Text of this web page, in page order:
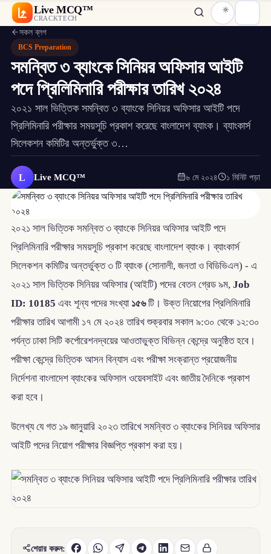
Live MCQ™
CRACKTECH
সকল ব্লগ
BCS Preparation
সমন্বিত ৩ ব্যাংকে সিনিয়র অফিসার আইটি
পদে প্রিলিমিনারি পরীক্ষার তারিখ ২০২৪
২০২১ সাল ভিত্তিক সমন্বিত ৩ ব্যাংকে সিনিয়র অফিসার আইটি পদে
প্রিলিমিনারি পরীক্ষার সময়সূচি প্রকাশ করেছে বাংলাদেশ ব্যাংক। ব্যাংকার্স
সিলেকশন কমিটির অন্তর্ভুক্ত ৩…
L Live MCQ™ ৬ মে ২০২৪ ১ মিনিট পড়া
২০২১ সাল ভিত্তিক সমন্বিত ৩ ব্যাংকে সিনিয়র অফিসার আইটি পদে
প্রিলিমিনারি পরীক্ষার সময়সূচি প্রকাশ করেছে বাংলাদেশ ব্যাংক। ব্যাংকার্স
সিলেকশন কমিটির অন্তর্ভুক্ত ৩ টি ব্যাংক (সোনালী, জনতা ও বিডিভিএল) - এ
২০২১ সাল ভিত্তিক সিনিয়র অফিসার (আইটি) পদের বেতন গ্রেড ৯ম, Job
ID: 10185 এবং শূন্য পদের সংখ্যা ১৫৬টি। উক্ত নিয়োগের প্রিলিমিনারি
পরীক্ষার তারিখ আগামী ১৭ মে ২০২৪ তারিখ শুক্রবার সকাল ৯:৩০ থেকে ১২:৩০
পর্যন্ত ঢাকা সিটি কর্পোরেশনদ্বয়ের আওতাভুক্ত বিভিন্ন কেন্দ্রে অনুষ্ঠিত হবে।
পরীক্ষা কেন্দ্রে ভিত্তিক আসন বিন্যাস এবং পরীক্ষা সংক্রান্ত প্রয়োজনীয়
নির্দেশনা বাংলাদেশ ব্যাংকের অফিসাল ওয়েবসাইট এবং জাতীয় দৈনিকে প্রকাশ
করা হবে।
উলেখ্য যে গত ১৯ জানুয়ারি ২০২৩ তারিখে সমন্বিত ৩ ব্যাংকের সিনিয়র অফিসার
আইটি পদের নিয়োগ পরীক্ষার বিজ্ঞপ্তি প্রকাশ করা হয়।
শেয়ার করুন: